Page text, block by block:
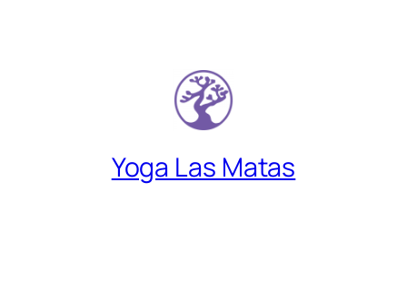
Yoga Las Matas